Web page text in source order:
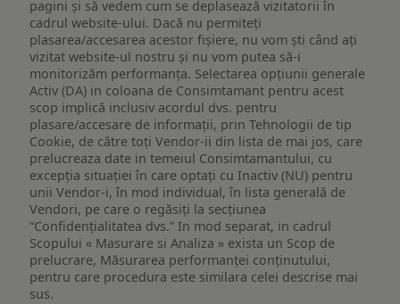
pagini și să vedem cum se deplasează vizitatorii în
cadrul website-ului. Dacă nu permiteți
plasarea/accesarea acestor fișiere, nu vom ști când ați
vizitat website-ul nostru și nu vom putea să-i
monitorizăm performanța. Selectarea opțiunii generale
Activ (DA) in coloana de Consimtamant pentru acest
scop implică inclusiv acordul dvs. pentru
plasare/accesare de informații, prin Tehnologii de tip
Cookie, de către toți Vendor-ii din lista de mai jos, care
prelucreaza date in temeiul Consimtamantului, cu
excepția situației în care optați cu Inactiv (NU) pentru
unii Vendor-i, în mod individual, în lista generală de
Vendori, pe care o regăsiți la secțiunea
“Confidențialitatea dvs.” In mod separat, in cadrul
Scopului « Masurare si Analiza » exista un Scop de
prelucrare, Măsurarea performanței conținutului,
pentru care procedura este similara celei descrise mai
sus.